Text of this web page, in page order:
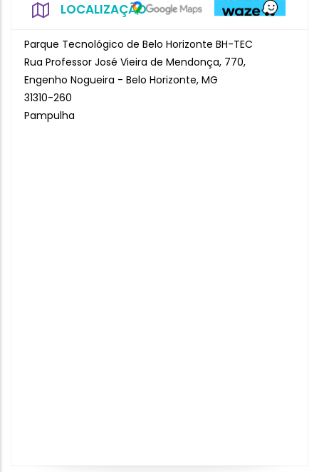
LOCALIZAÇÃO
Parque Tecnológico de Belo Horizonte BH-TEC
Rua Professor José Vieira de Mendonça, 770,
Engenho Nogueira - Belo Horizonte, MG
31310-260
Pampulha